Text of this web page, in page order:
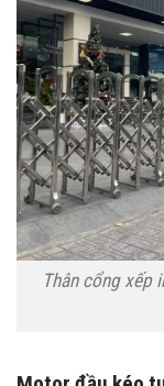
Thân cổng xếp